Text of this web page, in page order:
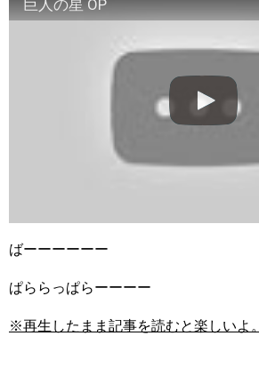
巨人の星 OP
ばーーーーーー
ぱららっぱらーーーー
※再生したまま記事を読むと楽しいよ。